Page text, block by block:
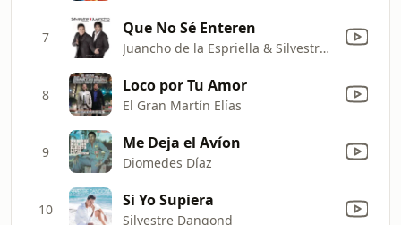
7 Que No Sé Enteren
Juancho de la Espriella & Silvestre Dangond
8 Loco por Tu Amor
El Gran Martín Elías
9 Me Deja el Avíon
Diomedes Díaz
10 Si Yo Supiera
Silvestre Dangond